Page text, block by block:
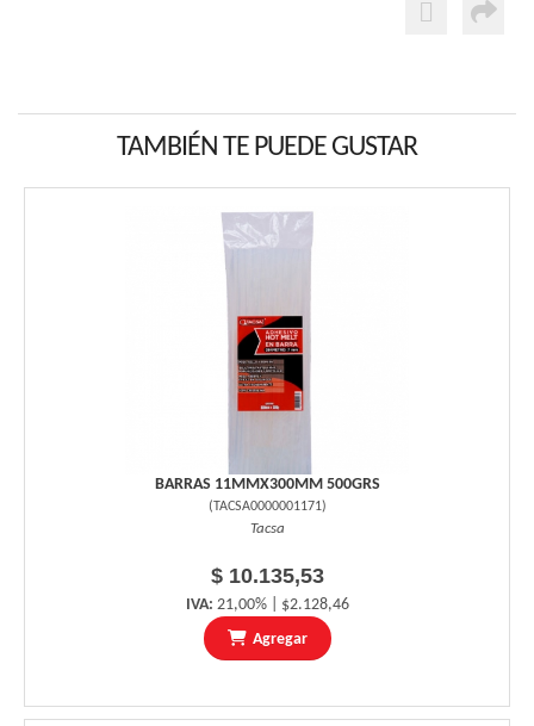
TAMBIÉN TE PUEDE GUSTAR
BARRAS 11MMX300MM 500GRS
(TACSA0000001171)
Tacsa
$ 10.135,53
IVA: 21,00% | $2.128,46
Agregar